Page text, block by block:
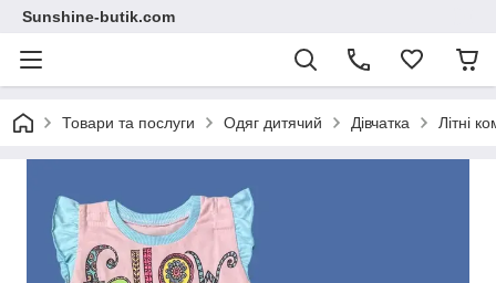
Sunshine-butik.com
Товари та послуги Одяг дитячий Дівчатка Літні